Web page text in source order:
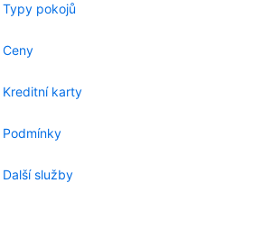
Typy pokojů
Ceny
Kreditní karty
Podmínky
Další služby